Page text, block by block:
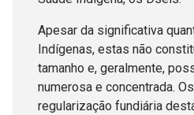
Apesar da significativa
Indígenas, estas não
tamanho e, geralmente,
numerosa e concentrada.
regularização fundiária